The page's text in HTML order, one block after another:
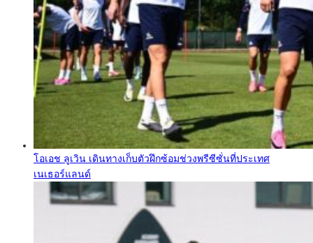
โอเอช ลูเวิน เดินทางเก็บตัวฝึกซ้อมช่วงพรีซีซั่นที่ประเทศ
เนเธอร์แลนด์